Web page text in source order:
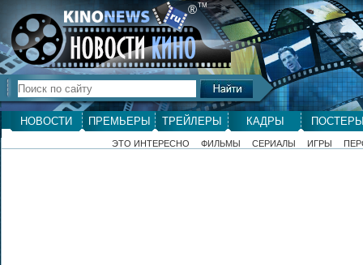
®ТМ
НОВОСТИ ПРЕМЬЕРЫ ТРЕЙЛЕРЫ КАДРЫ
ЭТО ИНТЕРЕСНО ФИЛЬМЫ СЕРИАЛЫ ИГРЫ